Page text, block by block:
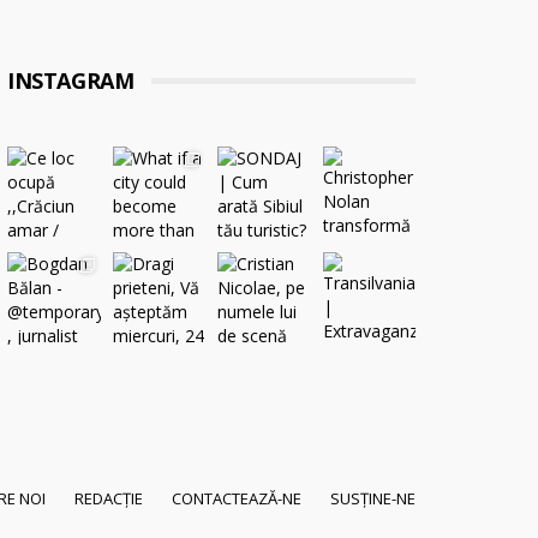
INSTAGRAM
NOI REDACȚIE CONTACTEAZĂ-NE SUSȚINE-NE